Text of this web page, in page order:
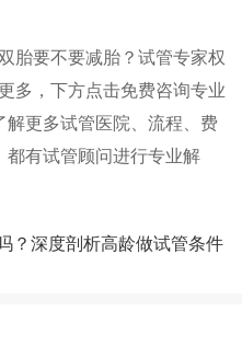
胎要不要减胎？试管专家权
多，下方点击免费咨询专业
解更多试管医院、流程、费
都有试管顾问进行专业解
？深度剖析高龄做试管条件